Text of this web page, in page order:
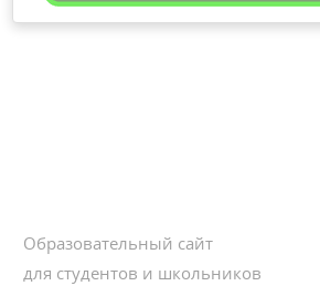
Образовательный сайт
для студентов и школьников